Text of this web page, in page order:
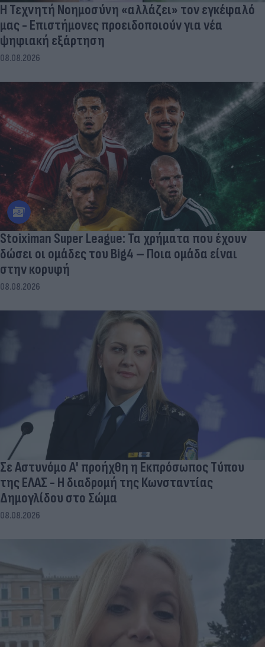
Η Τεχνητή Νοημοσύνη «αλλάζει» τον εγκέφαλό
μας - Eπιστήμονες προειδοποιούν για νέα
ψηφιακή εξάρτηση
08.08.2026
Stoiximan Super League: Τα χρήματα που έχουν
δώσει οι ομάδες του Big4 – Ποια ομάδα είναι
στην κορυφή
08.08.2026
Σε Αστυνόμο Α' προήχθη η Εκπρόσωπος Τύπου
της ΕΛΑΣ - Η διαδρομή της Κωνσταντίας
Δημογλίδου στο Σώμα
08.08.2026